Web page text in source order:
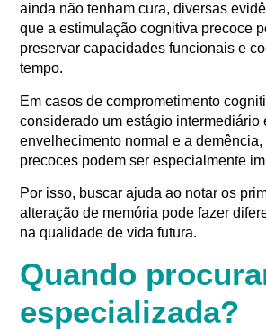
ainda não tenham cura, diversas
que a estimulação cognitiva precoce
preservar capacidades funcionais e
tempo.
Em casos de comprometimento
considerado um estágio intermediário
envelhecimento normal e a
precoces podem ser especialmente
Por isso, buscar ajuda ao notar os
alteração de memória pode fazer
na qualidade de vida futura.
Quando
especializada?